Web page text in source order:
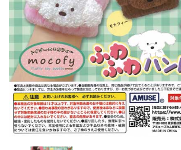
レンタル
景品・玩具・文具
販促用カプセルトイ